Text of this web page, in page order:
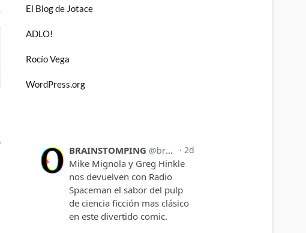
El Blog de Jotace
ADLO!
Rocío Vega
WordPress.org